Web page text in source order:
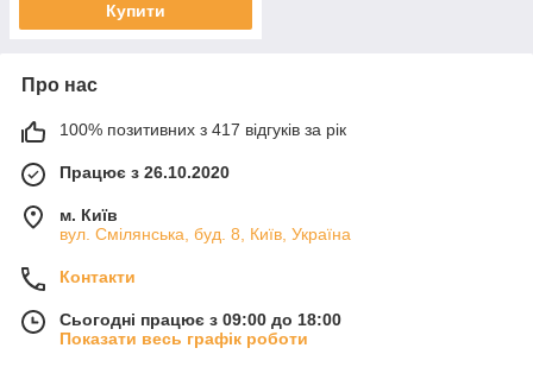
Купити
Про нас
100% позитивних з 417 відгуків за рік
Працює з 26.10.2020
м. Київ
вул. Смілянська, буд. 8, Київ, Україна
Контакти
Сьогодні працює з 09:00 до 18:00
Показати весь графік роботи